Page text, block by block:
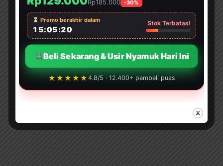
Bermain-mainRp185.000 -30%
Promo berakhir dalam
15:05:17
Stok Terbatas!
Beli Sekarang & Usir Nyamuk Hari Ini
★★★★★4.8/5 · 12.400+ pembeli puas